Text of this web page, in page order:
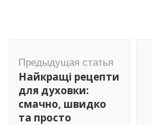
по
записям
Предыдущая статья
Найкращі рецепти
для духовки:
смачно, швидко
та просто